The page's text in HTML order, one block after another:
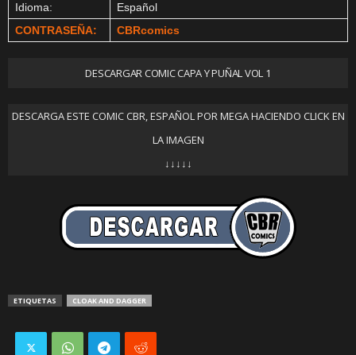
Idioma:
Español
CONTRASEÑA:
CBRcomics
DESCARGAR COMIC CAPA Y PUÑAL VOL 1
DESCARGA ESTE COMIC CBR, ESPAÑOL POR MEGA HACIENDO CLICK EN
LA IMAGEN
↓↓↓↓↓
ETIQUETAS CLOAK AND DAGGER